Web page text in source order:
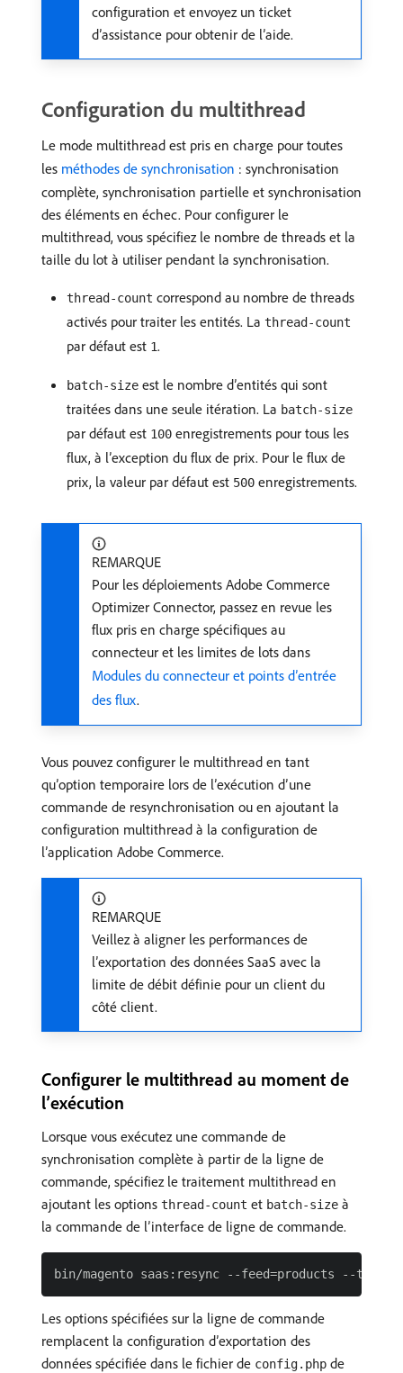
configuration et envoyez un ticket
d’assistance pour obtenir de l’aide.
Configuration du multithread
Le mode multithread est pris en charge pour toutes
les méthodes de synchronisation : synchronisation
complète, synchronisation partielle et synchronisation
des éléments en échec. Pour configurer le
multithread, vous spécifiez le nombre de threads et la
taille du lot à utiliser pendant la synchronisation.
thread-count correspond au nombre de threads
activés pour traiter les entités. La thread-count
par défaut est 1.
batch-size est le nombre d’entités qui sont
traitées dans une seule itération. La batch-size
par défaut est 100 enregistrements pour tous les
flux, à l’exception du flux de prix. Pour le flux de
prix, la valeur par défaut est 500 enregistrements.
REMARQUE
Pour les déploiements Adobe Commerce
Optimizer Connector, passez en revue les
flux pris en charge spécifiques au
connecteur et les limites de lots dans
Modules du connecteur et points d’entrée
des flux.
Vous pouvez configurer le multithread en tant
qu’option temporaire lors de l’exécution d’une
commande de resynchronisation ou en ajoutant la
configuration multithread à la configuration de
l’application Adobe Commerce.
REMARQUE
Veillez à aligner les performances de
l’exportation des données SaaS avec la
limite de débit définie pour un client du
côté client.
Configurer le multithread au moment de
l’exécution
Lorsque vous exécutez une commande de
synchronisation complète à partir de la ligne de
commande, spécifiez le traitement multithread en
ajoutant les options thread-count et batch-size à
la commande de l’interface de ligne de commande.
Les options spécifiées sur la ligne de commande
remplacent la configuration d’exportation des
données spécifiée dans le fichier de config.php de